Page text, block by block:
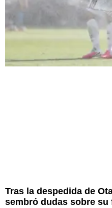
Tras la despedida de
sembró dudas sobre